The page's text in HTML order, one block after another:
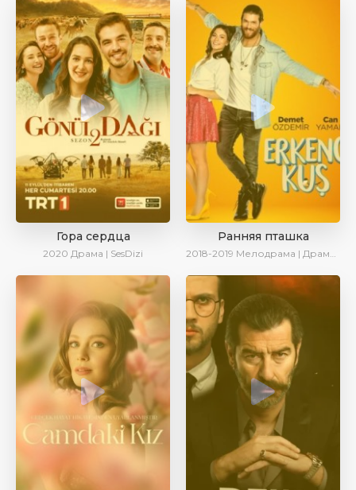
Гора сердца
2020 Драма | SesDizi
Ранняя пташка
2018-2019 Мелодрама | Драма | Комедия | SesDizi | Ирина Котова